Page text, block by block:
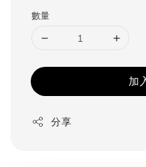
數量
加
分享